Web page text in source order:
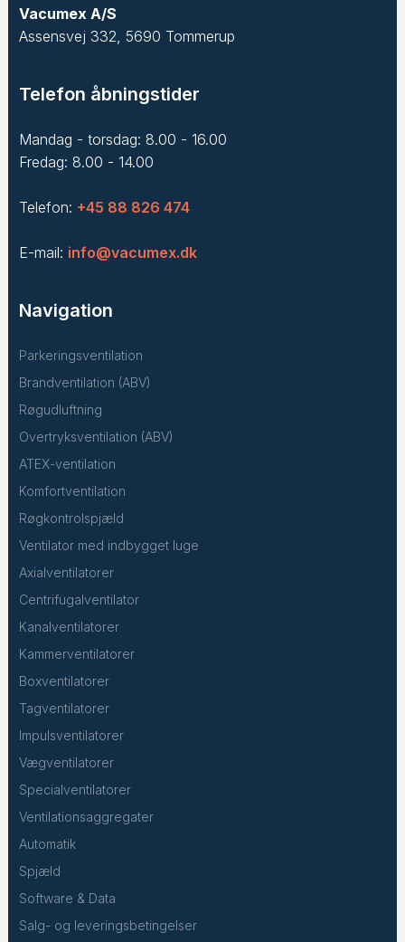
Vacumex A/S
Assensvej 332, 5690 Tommerup
Telefon åbningstider
Mandag - torsdag: 8.00 - 16.00
Fredag: 8.00 - 14.00
Telefon: +45 88 826 474
E-mail: info@vacumex.dk
Navigation
Parkeringsventilation
Brandventilation (ABV)
Røgudluftning
Overtryksventilation (ABV)
ATEX-ventilation
Komfortventilation
Røgkontrolspjæld
Ventilator med indbygget luge
Axialventilatorer
Centrifugalventilator
Kanalventilatorer
Kammerventilatorer
Boxventilatorer
Tagventilatorer
Impulsventilatorer
Vægventilatorer
Specialventilatorer
Ventilationsaggregater
Automatik
Spjæld
Software & Data
Salg- og leveringsbetingelser